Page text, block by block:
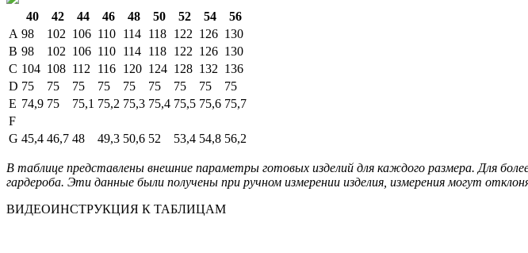
40 42 44 46 48 50 52 54
56
A 98 102 106 110 114 118 122 126 130
B 98 102 106 110 114 118 122 126 130
C 104 108 112 116 120 124 128 132 136
D 75 75 75 75 75 75 75 75
75
E 74,9 75 75,1 75,2 75,3 75,4 75,5 75,6 75,7
F
G 45,4 46,7 48 49,3 50,6 52 53,4 54,8 56,2
В таблице представлены внешние параметры готовых изделий для каждого размера. Для
гардероба. Эти данные были получены при ручном измерении изделия, измерения могут
ВИДЕОИНСТРУКЦИЯ К ТАБЛИЦАМ